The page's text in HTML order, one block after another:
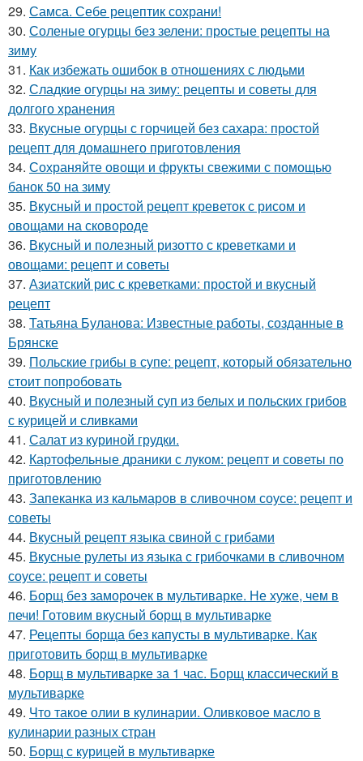
29. Самса. Себе рецептик сохрани!
30. Соленые огурцы без зелени: простые рецепты на
зиму
31. Как избежать ошибок в отношениях с людьми
32. Сладкие огурцы на зиму: рецепты и советы для
долгого хранения
33. Вкусные огурцы с горчицей без сахара: простой
рецепт для домашнего приготовления
34. Сохраняйте овощи и фрукты свежими с помощью
банок 50 на зиму
35. Вкусный и простой рецепт креветок с рисом и
овощами на сковороде
36. Вкусный и полезный ризотто с креветками и
овощами: рецепт и советы
37. Азиатский рис с креветками: простой и вкусный
рецепт
38. Татьяна Буланова: Известные работы, созданные в
Брянске
39. Польские грибы в супе: рецепт, который обязательно
стоит попробовать
40. Вкусный и полезный суп из белых и польских грибов
с курицей и сливками
41. Салат из куриной грудки.
42. Картофельные драники с луком: рецепт и советы по
приготовлению
43. Запеканка из кальмаров в сливочном соусе: рецепт и
советы
44. Вкусный рецепт языка свиной с грибами
45. Вкусные рулеты из языка с грибочками в сливочном
соусе: рецепт и советы
46. Борщ без заморочек в мультиварке. Не хуже, чем в
печи! Готовим вкусный борщ в мультиварке
47. Рецепты борща без капусты в мультиварке. Как
приготовить борщ в мультиварке
48. Борщ в мультиварке за 1 час. Борщ классический в
мультиварке
49. Что такое олии в кулинарии. Оливковое масло в
кулинарии разных стран
50. Борщ с курицей в мультиварке